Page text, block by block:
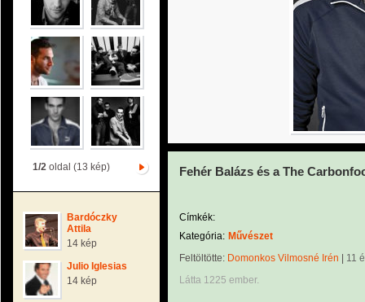
1/2oldal (13 kép)
Bardóczky
Attila
14 kép
Julio Iglesias
14 kép
Fehér Balázs és a The
Címkék:
Kategória: Művészet
Feltöltötte: Domonkos Vilmosné Irén
11
Látta 1225 ember.